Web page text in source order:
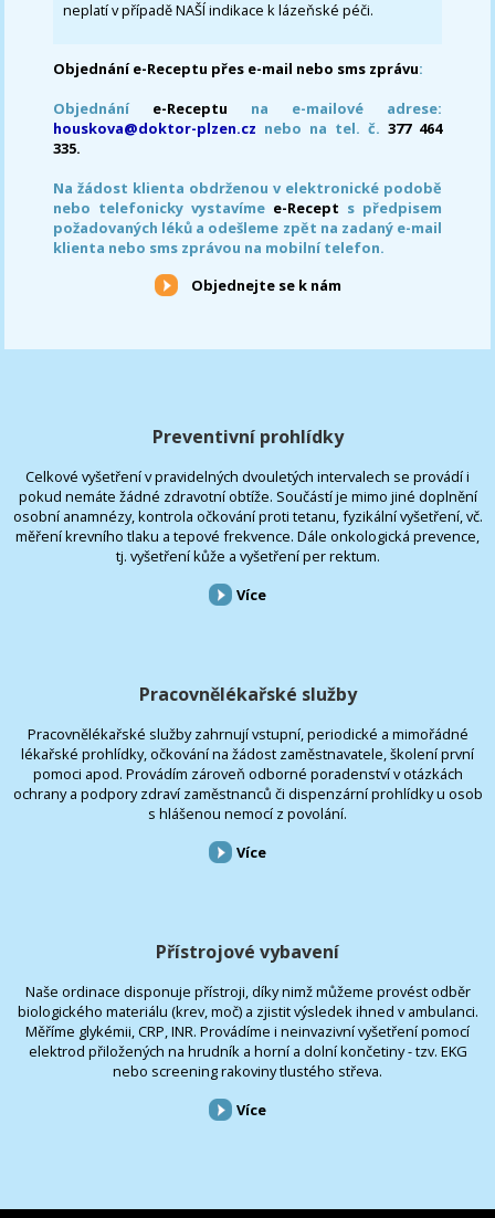
neplatí v případě NAŠÍ indikace k lázeňské péči.
Objednání e-Receptu přes e-mail nebo sms zprávu:
Objednání e-Receptu na e-mailové adrese:
houskova@doktor-plzen.cz nebo na tel. č. 377 464
335.
Na žádost klienta obdrženou v elektronické podobě
nebo telefonicky vystavíme e-Recept s předpisem
požadovaných léků a odešleme zpět na zadaný e-mail
klienta nebo sms zprávou na mobilní telefon.
Objednejte se k nám
Preventivní prohlídky
Celkové vyšetření v pravidelných dvouletých intervalech se provádí i
pokud nemáte žádné zdravotní obtíže. Součástí je mimo jiné doplnění
osobní anamnézy, kontrola očkování proti tetanu, fyzikální vyšetření, vč.
měření krevního tlaku a tepové frekvence. Dále onkologická prevence,
tj. vyšetření kůže a vyšetření per rektum.
Více
Pracovnělékařské služby
Pracovnělékařské služby zahrnují vstupní, periodické a mimořádné
lékařské prohlídky, očkování na žádost zaměstnavatele, školení první
pomoci apod. Provádím zároveň odborné poradenství v otázkách
ochrany a podpory zdraví zaměstnanců či dispenzární prohlídky u osob
s hlášenou nemocí z povolání.
Více
Přístrojové vybavení
Naše ordinace disponuje přístroji, díky nimž můžeme provést odběr
biologického materiálu (krev, moč) a zjistit výsledek ihned v ambulanci.
Měříme glykémii, CRP, INR. Provádíme i neinvazivní vyšetření pomocí
elektrod přiložených na hrudník a horní a dolní končetiny - tzv. EKG
nebo screening rakoviny tlustého střeva.
Více